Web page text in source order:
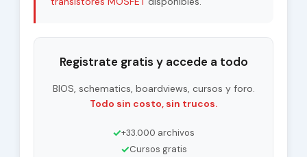
Registrate gratis y accede a todo
BIOS, schematics, boardviews, cursos y foro.
Todo sin costo, sin trucos.
✓+33.000 archivos
✓Cursos gratis